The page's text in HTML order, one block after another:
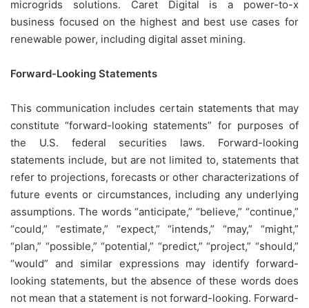
microgrids solutions. Caret Digital is a power-to-x
business focused on the highest and best use cases for
renewable power, including digital asset mining.
Forward-Looking Statements
This communication includes certain statements that may
constitute “forward-looking statements” for purposes of
the U.S. federal securities laws. Forward-looking
statements include, but are not limited to, statements that
refer to projections, forecasts or other characterizations of
future events or circumstances, including any underlying
assumptions. The words “anticipate,” “believe,” “continue,”
“could,” “estimate,” “expect,” “intends,” “may,” “might,”
“plan,” “possible,” “potential,” “predict,” “project,” “should,”
“would” and similar expressions may identify forward-
looking statements, but the absence of these words does
not mean that a statement is not forward-looking. Forward-